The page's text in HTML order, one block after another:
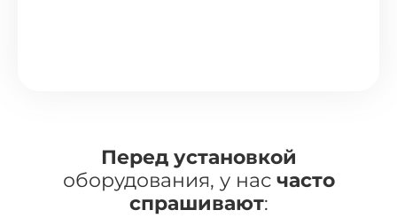
Перед установкой
оборудования, у нас часто
спрашивают: